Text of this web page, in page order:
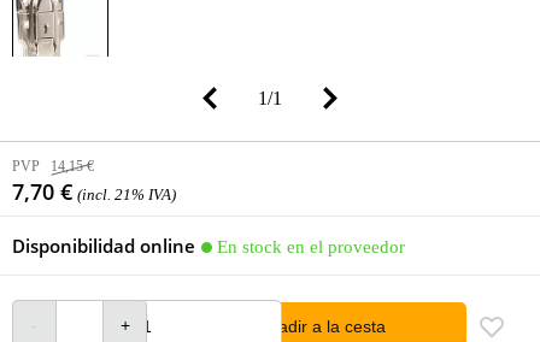
1/1
PVP 14,15 €
7,70 € (incl. 21% IVA)
Disponibilidad online En stock en el proveedor
añadir a la cesta